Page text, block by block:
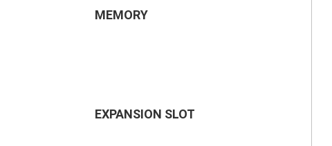
MEMORY
EXPANSION SLOT